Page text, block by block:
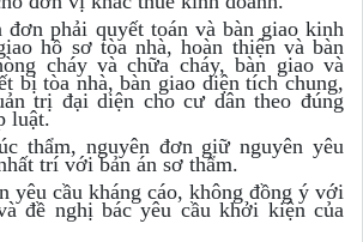
đơn phải quyết toán và bàn giao kinh
hồ sơ tòa nhà, hoàn thiện và bàn
cháy và chữa cháy, bàn giao và
bị tòa nhà, bàn giao diện tích chung,
trị đại diện cho cư dân theo đúng
luật.
thẩm, nguyên đơn giữ nguyên yêu
trí với bản án sơ thẩm.
yêu cầu kháng cáo, không đồng ý với
đề nghị bác yêu cầu khởi kiện của